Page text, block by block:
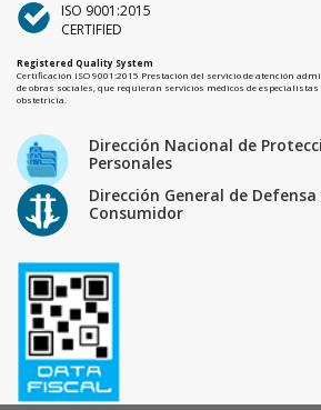
ISO 9001:2015
CERTIFIED
Registered Quality System
Certificación ISO 9001:2015 Prestación del servicio de atención
de obras sociales, que requieran servicios médicos de
obstetricia.
Dirección Nacional de
Personales
Dirección General de
Consumidor